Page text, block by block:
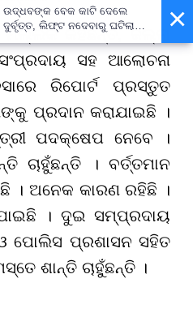
ମଲ୍ଲିକ କହିଛନ୍ତି, ଜିଲ୍ଲା
ସହ ଆଲୋଚନା
ରିପୋର୍ଟ ପ୍ରସ୍ତୁତ
ପ୍ରଦାନ କରାଯାଇଛି ।
ପଦକ୍ଷେପ ନେବେ ।
ଚାହୁଁଛନ୍ତି । ବର୍ତ୍ତମାନ
। ଅନେକ କାରଣ ରହିଛି ।
। ଦୁଇ ସମ୍ପ୍ରଦାୟ
ପୋଲିସ ପ୍ରଶାସନ ସହିତ
ଶାନ୍ତି ଚାହୁଁଛନ୍ତି ।
×
ଉଦ୍ଧବଙ୍କ ବେକ କାଟି ଦେଲେ
ଦୁର୍ବୃତ୍ତ, ଲିଫ୍ଟ ନଦେବାରୁ ଘଟିଲା